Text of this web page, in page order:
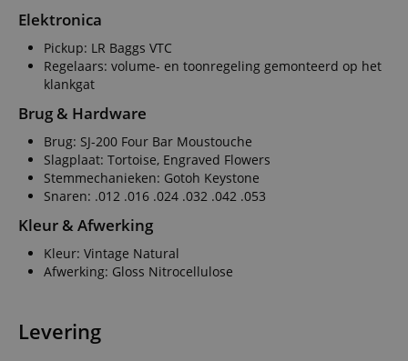
Elektronica
Pickup: LR Baggs VTC
Regelaars: volume- en toonregeling gemonteerd op het
klankgat
Brug & Hardware
Brug: SJ-200 Four Bar Moustouche
Slagplaat: Tortoise, Engraved Flowers
Stemmechanieken: Gotoh Keystone
Snaren: .012 .016 .024 .032 .042 .053
Kleur & Afwerking
Kleur: Vintage Natural
Afwerking: Gloss Nitrocellulose
Levering